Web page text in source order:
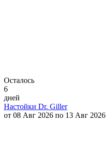
Осталось
6
дней
Настойки Dr. Giller
от 08 Авг 2026 по 13 Авг 2026